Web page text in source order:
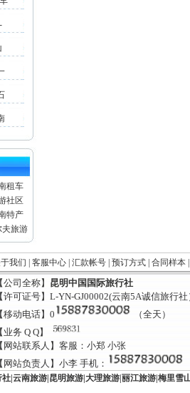
租车
社区
特产
夫旅游
我们 客服中心| 汇款帐号| 预订方式| 合同样本
【公司全称】 昆明中国国际旅行社
【许可证号】L-YN-GJ00002(云南5A诚信旅行社
【移动电话】0
（全天）
【业务 Q Q】
【网站联系人】客服：小郑 小张
【网站负责人】小李 手机：
社| 云南旅游| 昆明旅游| 大理旅游| 丽江旅游| 梅里雪